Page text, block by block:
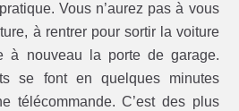
Vous n’aurez pas à vous
à rentrer pour sortir la voiture
à nouveau la porte de garage.
se font en quelques minutes
télécommande. C’est des plus